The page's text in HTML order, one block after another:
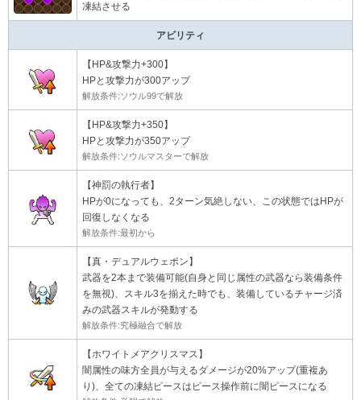
凍結させる
アビリティ
【HP&攻撃力+300】
HPと攻撃力が300アップ
解放条件:ソウル99で解放
【HP&攻撃力+350】
HPと攻撃力が350アップ
解放条件:ソウルマスターで解放
【神罰の執行者】
HPが0になっても、2ターン気絶しない、この状態ではHPが
回復しなくなる
解放条件:最初から
【真・デュアルウェポン】
武器を2本まで装備可能(自身と同じ属性の武器なら装備条件
を無視)、スキル3を揃えた時でも、装備しているチャージ済
みの武器スキルが発動する
解放条件:究極融合で解放
【ホワイトメアクリスマス】
闇属性の味方全員が与えるダメージが20%アップ(重複あ
り)、全ての凍結ピースはピース操作前に闇ピースになる